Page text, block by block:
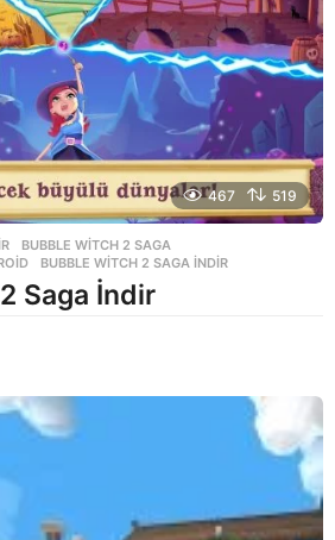
o
467 519
BUBBLE WITCH 2 SAGA
,BUBBLE WITCH 2 SAGA INDIR
Saga İndir
ı
g